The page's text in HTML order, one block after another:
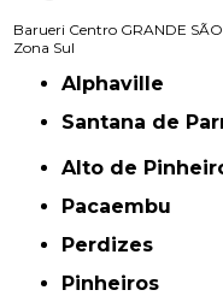
Barueri Centro GRANDE
Zona Sul
Alphaville
Santana de
Alto de
Pacaembu
Perdizes
Pinheiros